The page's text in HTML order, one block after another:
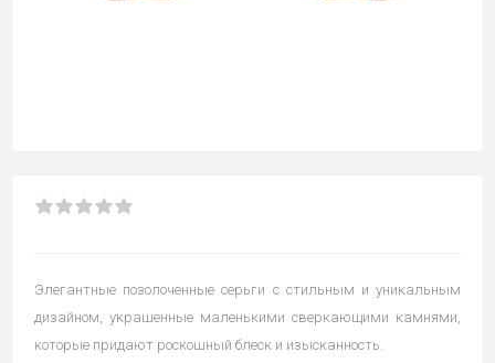
Элегантные позолоченные серьги с стильным и уникальным
дизайном, украшенные маленькими сверкающими камнями,
которые придают роскошный блеск и изысканность.